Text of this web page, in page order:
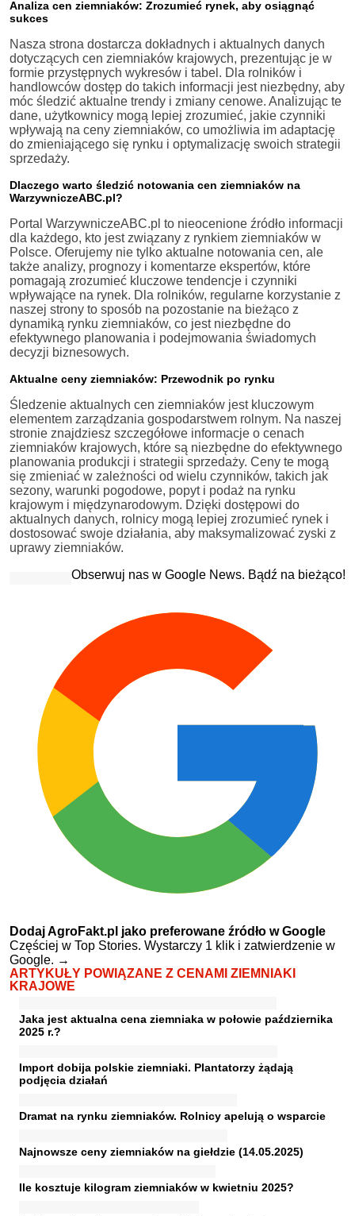
Analiza cen ziemniaków: Zrozumieć rynek, aby osiągnąć
sukces
Nasza strona dostarcza dokładnych i aktualnych danych
dotyczących cen ziemniaków krajowych, prezentując je w
formie przystępnych wykresów i tabel. Dla rolników i
handlowców dostęp do takich informacji jest niezbędny, aby
móc śledzić aktualne trendy i zmiany cenowe. Analizując te
dane, użytkownicy mogą lepiej zrozumieć, jakie czynniki
wpływają na ceny ziemniaków, co umożliwia im adaptację
do zmieniającego się rynku i optymalizację swoich strategii
sprzedaży.
Dlaczego warto śledzić notowania cen ziemniaków na
WarzywniczeABC.pl?
Portal WarzywniczeABC.pl to nieocenione źródło informacji
dla każdego, kto jest związany z rynkiem ziemniaków w
Polsce. Oferujemy nie tylko aktualne notowania cen, ale
także analizy, prognozy i komentarze ekspertów, które
pomagają zrozumieć kluczowe tendencje i czynniki
wpływające na rynek. Dla rolników, regularne korzystanie z
naszej strony to sposób na pozostanie na bieżąco z
dynamiką rynku ziemniaków, co jest niezbędne do
efektywnego planowania i podejmowania świadomych
decyzji biznesowych.
Aktualne ceny ziemniaków: Przewodnik po rynku
Śledzenie aktualnych cen ziemniaków jest kluczowym
elementem zarządzania gospodarstwem rolnym. Na naszej
stronie znajdziesz szczegółowe informacje o cenach
ziemniaków krajowych, które są niezbędne do efektywnego
planowania produkcji i strategii sprzedaży. Ceny te mogą
się zmieniać w zależności od wielu czynników, takich jak
sezony, warunki pogodowe, popyt i podaż na rynku
krajowym i międzynarodowym. Dzięki dostępowi do
aktualnych danych, rolnicy mogą lepiej zrozumieć rynek i
dostosować swoje działania, aby maksymalizować zyski z
uprawy ziemniaków.
Obserwuj nas w Google News. Bądź na bieżąco!
Dodaj AgroFakt.pl jako preferowane źródło w Google
Częściej w Top Stories. Wystarczy 1 klik i zatwierdzenie w
Google. →
ARTYKUŁY POWIĄZANE Z CENAMI ZIEMNIAKI
KRAJOWE
Jaka jest aktualna cena ziemniaka w połowie października
2025 r.?
Import dobija polskie ziemniaki. Plantatorzy żądają
podjęcia działań
Dramat na rynku ziemniaków. Rolnicy apelują o wsparcie
Najnowsze ceny ziemniaków na giełdzie (14.05.2025)
Ile kosztuje kilogram ziemniaków w kwietniu 2025?